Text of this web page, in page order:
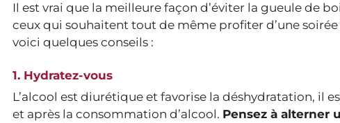
Il est vrai que la meilleure façon d’éviter la gueule de
ceux qui souhaitent tout de même profiter d’une
voici quelques conseils :
1. Hydratez-vous
L’alcool est diurétique et favorise la déshydratation, il
et après la consommation d’alcool. Pensez à alterner